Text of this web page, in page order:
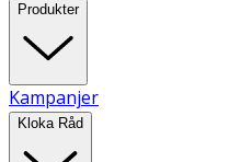
Produkter
Kampanjer
Kloka Råd